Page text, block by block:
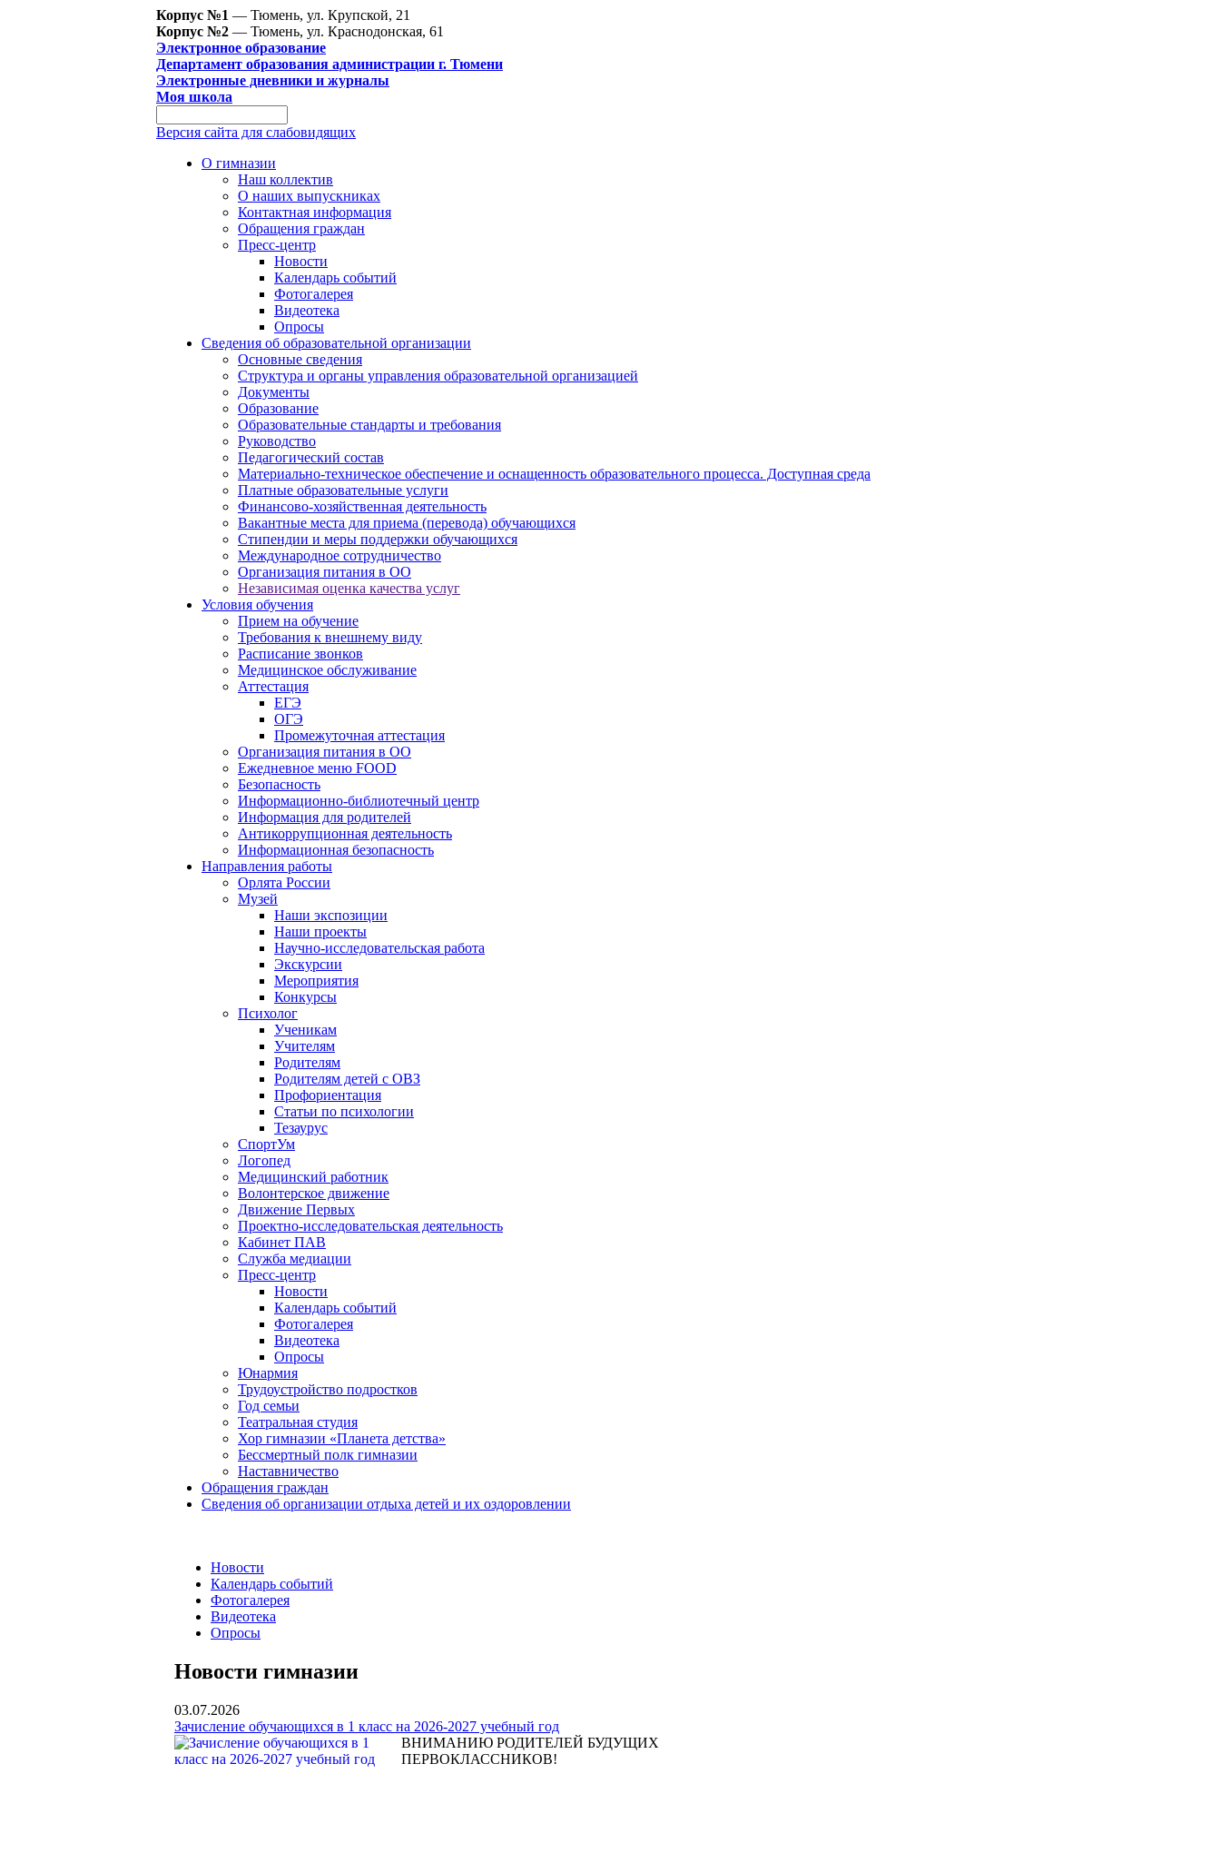
Корпус №1 — Тюмень, ул. Крупской, 21
Корпус №2 — Тюмень, ул. Краснодонская, 61
Электронное образование
Департамент образования администрации г. Тюмени
Электронные дневники и журналы
Моя школа
Версия сайта для слабовидящих
О гимназии
Наш коллектив
О наших выпускниках
Контактная информация
Обращения граждан
Пресс-центр
Новости
Календарь событий
Фотогалерея
Видеотека
Опросы
Сведения об образовательной организации
Основные сведения
Структура и органы управления образовательной организацией
Документы
Образование
Образовательные стандарты и требования
Руководство
Педагогический состав
Материально-техническое обеспечение и оснащенность образовательного процесса. Доступная среда
Платные образовательные услуги
Финансово-хозяйственная деятельность
Вакантные места для приема (перевода) обучающихся
Стипендии и меры поддержки обучающихся
Международное сотрудничество
Организация питания в ОО
Независимая оценка качества услуг
Условия обучения
Прием на обучение
Требования к внешнему виду
Расписание звонков
Медицинское обслуживание
Аттестация
ЕГЭ
ОГЭ
Промежуточная аттестация
Организация питания в ОО
Ежедневное меню FOOD
Безопасность
Информационно-библиотечный центр
Информация для родителей
Антикоррупционная деятельность
Информационная безопасность
Направления работы
Орлята России
Музей
Наши экспозиции
Наши проекты
Научно-исследовательская работа
Экскурсии
Мероприятия
Конкурсы
Психолог
Ученикам
Учителям
Родителям
Родителям детей с ОВЗ
Профориентация
Статьи по психологии
Тезаурус
СпортУм
Логопед
Медицинский работник
Волонтерское движение
Движение Первых
Проектно-исследовательская деятельность
Кабинет ПАВ
Служба медиации
Пресс-центр
Новости
Календарь событий
Фотогалерея
Видеотека
Опросы
Юнармия
Трудоустройство подростков
Год семьи
Театральная студия
Хор гимназии «Планета детства»
Бессмертный полк гимназии
Наставничество
Обращения граждан
Сведения об организации отдыха детей и их оздоровлении
Новости
Календарь событий
Фотогалерея
Видеотека
Опросы
Новости гимназии
03.07.2026
Зачисление обучающихся в 1 класс на 2026-2027 учебный год
ВНИМАНИЮ РОДИТЕЛЕЙ БУДУЩИХ
ПЕРВОКЛАССНИКОВ!